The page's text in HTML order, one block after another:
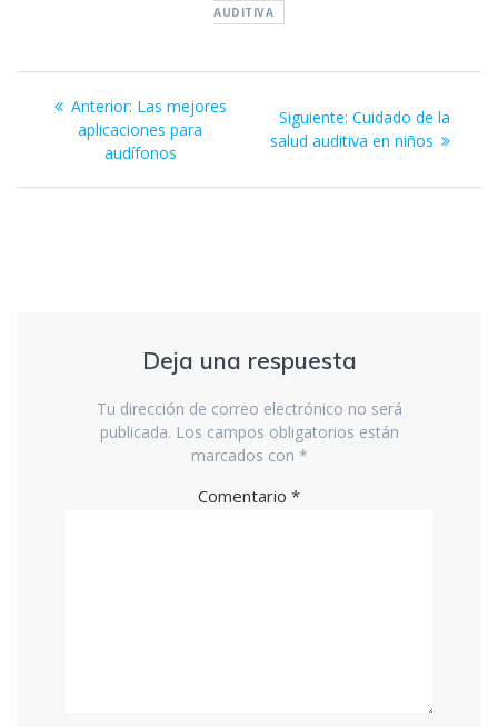
AUDITIVA
Navegación
entradas
Anterior: Entrada
anterior:
Las mejores
aplicaciones para
audífonos
Siguiente: Siguiente
entrada:
Cuidado de la
salud auditiva en niños
Deja una respuesta
Tu dirección de correo electrónico no será
publicada. Los campos obligatorios están
marcados con *
Comentario *